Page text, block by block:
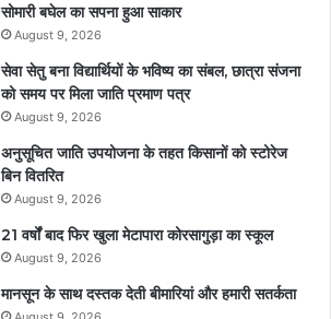
सोमारी बघेल का सपना हुआ साकार
August 9, 2026
सेवा सेतु बना विद्यार्थियों के भविष्य का संबल, छात्रा संजना
को समय पर मिला जाति प्रमाण पत्र
August 9, 2026
अनुसूचित जाति उपयोजना के तहत किसानों को स्टोरेज
बिन वितरित
August 9, 2026
21 वर्षों बाद फिर खुला मेटापारा कोरसागुड़ा का स्कूल
August 9, 2026
मानसून के साथ दस्तक देती बीमारियां और हमारी सतर्कता